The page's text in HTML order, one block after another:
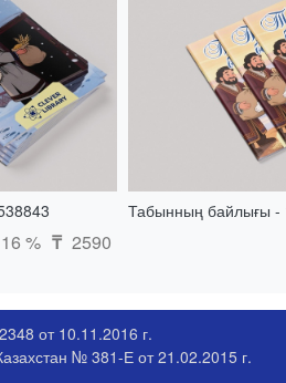
% ₸ 2590
Табынның байлығы -
от 10.11.2016 г.
№ 381-Е от 21.02.2015 г.